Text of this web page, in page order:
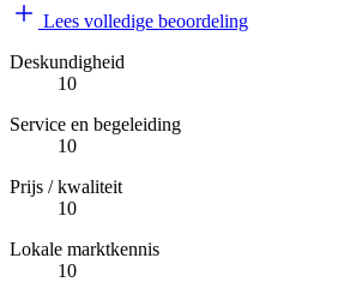
Lees volledige beoordeling
Deskundigheid
10
Service en begeleiding
10
Prijs / kwaliteit
10
Lokale marktkennis
10